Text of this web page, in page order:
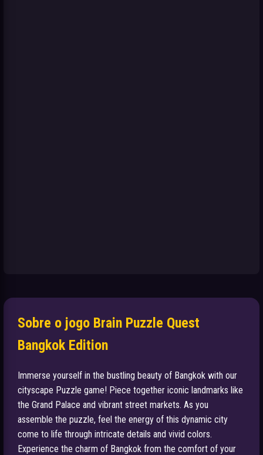
Sobre o jogo Brain Puzzle Quest
Bangkok Edition
Immerse yourself in the bustling beauty of Bangkok with our
cityscape Puzzle game! Piece together iconic landmarks like
the Grand Palace and vibrant street markets. As you
assemble the puzzle, feel the energy of this dynamic city
come to life through intricate details and vivid colors.
Experience the charm of Bangkok from the comfort of your